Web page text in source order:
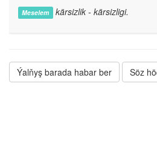
Meselem kärsizlik - kärsizligi.
Ýalňyş barada habar ber Söz